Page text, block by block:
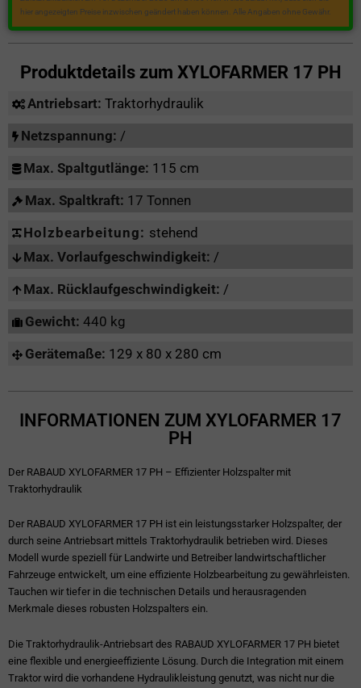
hier angezeigten Preise inzwischen geändert haben können. Alle Angaben ohne Gewähr.
Produktdetails zum XYLOFARMER 17 PH
Antriebsart: Traktorhydraulik
Netzspannung: /
Max. Spaltgutlänge: 115 cm
Max. Spaltkraft: 17 Tonnen
Holzbearbeitung: stehend
Max. Vorlaufgeschwindigkeit: /
Max. Rücklaufgeschwindigkeit: /
Gewicht: 440 kg
Gerätemaße: 129 x 80 x 280 cm
INFORMATIONEN ZUM XYLOFARMER 17
PH
Der RABAUD XYLOFARMER 17 PH – Effizienter Holzspalter mit
Traktorhydraulik
Der RABAUD XYLOFARMER 17 PH ist ein leistungsstarker Holzspalter, der
durch seine Antriebsart mittels Traktorhydraulik betrieben wird. Dieses
Modell wurde speziell für Landwirte und Betreiber landwirtschaftlicher
Fahrzeuge entwickelt, um eine effiziente Holzbearbeitung zu gewährleisten.
Tauchen wir tiefer in die technischen Details und herausragenden
Merkmale dieses robusten Holzspalters ein.
Die Traktorhydraulik-Antriebsart des RABAUD XYLOFARMER 17 PH bietet
eine flexible und energieeffiziente Lösung. Durch die Integration mit einem
Traktor wird die vorhandene Hydraulikleistung genutzt, was nicht nur die